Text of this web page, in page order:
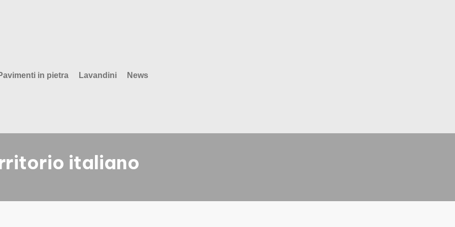
in pietra Lavandini News
italiano